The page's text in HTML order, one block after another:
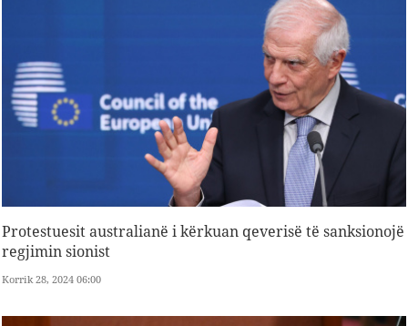
Protestuesit australianë i kërkuan qeverisë të sanksionojë
regjimin sionist
Korrik 28, 2024 06:00